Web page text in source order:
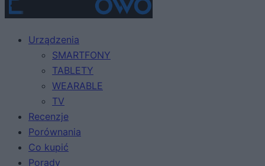
Urządzenia
SMARTFONY
TABLETY
WEARABLE
TV
Recenzje
Porównania
Co kupić
Porady